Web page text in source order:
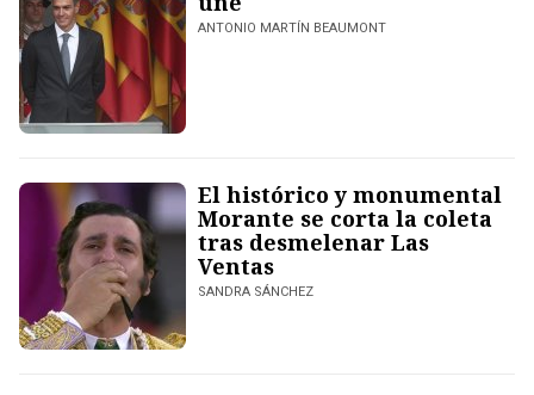
ANTONIO MARTÍN BEAUMONT
El histórico y monumental
Morante se corta la coleta
tras desmelenar Las
Ventas
SANDRA SÁNCHEZ